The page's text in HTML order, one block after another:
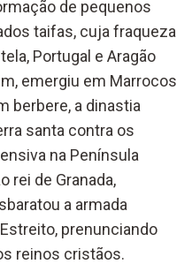
de pequenos
taifas, cuja fraqueza
Portugal e Aragão
emergiu em Marrocos
berbere, a dinastia
santa contra os
na Península
rei de Granada,
a armada
prenunciando
reinos cristãos.